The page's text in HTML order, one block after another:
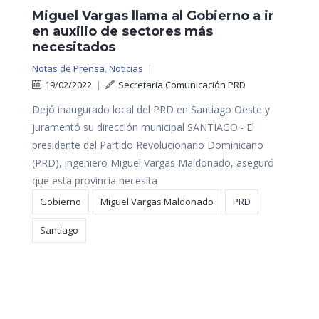
Miguel Vargas llama al Gobierno a ir
en auxilio de sectores más
necesitados
Notas de Prensa,Noticias |
19/02/2022 | Secretaria Comunicación PRD
Dejó inaugurado local del PRD en Santiago Oeste y
juramentó su dirección municipal SANTIAGO.- El
presidente del Partido Revolucionario Dominicano
(PRD), ingeniero Miguel Vargas Maldonado, aseguró
que esta provincia necesita
Gobierno Miguel Vargas Maldonado PRD
Santiago